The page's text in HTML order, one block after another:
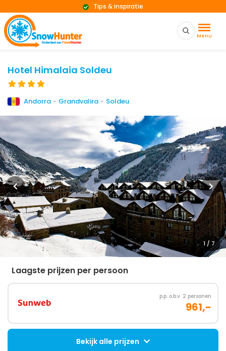
Menu
Tips & inspiratie
Hotel Himalaia Soldeu
Andorra - Grandvalira - Soldeu
1 / 7
Laagste prijzen per persoon
p.p. o.b.v. 2 personen
961,-
Bekijk alle prijzen